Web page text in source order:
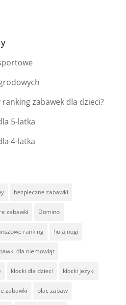
ranking zabawek dla dzieci?
5-latka
4-latka
bezpieczne zabawki
zabawki Domino
ranking hulajnogi
dla niemowląt
klocki dla dzieci klocki jeżyki
zabawki plac zabaw